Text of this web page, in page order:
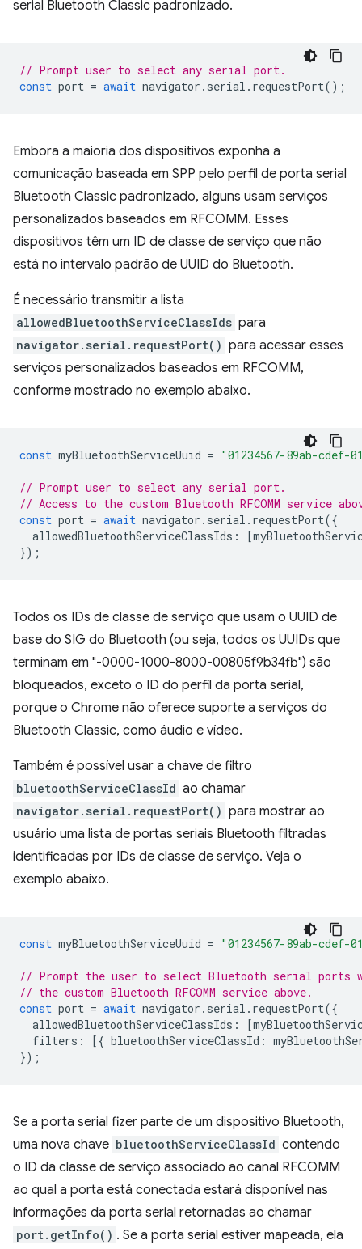
serial Bluetooth Classic padronizado.
// Prompt user to select any serial port.
const port = await navigator . serial . requestPort();
Embora a maioria dos dispositivos exponha a
comunicação baseada em SPP pelo perfil de porta serial
Bluetooth Classic padronizado, alguns usam serviços
personalizados baseados em RFCOMM. Esses
dispositivos têm um ID de classe de serviço que não
está no intervalo padrão de UUID do Bluetooth.
É necessário transmitir a lista
allowedBluetoothServiceClassIds para
navigator.serial.requestPort() para acessar esses
serviços personalizados baseados em RFCOMM,
conforme mostrado no exemplo abaixo.
const myBluetoothServiceUuid = "01234567-89ab-cdef-
// Prompt user to select any serial port.
// Access to the custom Bluetooth RFCOMM service
const port = await navigator . serial . requestPort({
allowedBluetoothServiceClassIds : [
});
Todos os IDs de classe de serviço que usam o UUID de
base do SIG do Bluetooth (ou seja, todos os UUIDs que
terminam em "-0000-1000-8000-00805f9b34fb") são
bloqueados, exceto o ID do perfil da porta serial,
porque o Chrome não oferece suporte a serviços do
Bluetooth Classic, como áudio e vídeo.
Também é possível usar a chave de filtro
bluetoothServiceClassId ao chamar
navigator.serial.requestPort() para mostrar ao
usuário uma lista de portas seriais Bluetooth filtradas
identificadas por IDs de classe de serviço. Veja o
exemplo abaixo.
const myBluetoothServiceUuid = "01234567-89ab-cdef-
// Prompt the user to select Bluetooth serial ports
// the custom Bluetooth RFCOMM service above.
const port = await navigator . serial . requestPort({
allowedBluetoothServiceClassIds : [
filters : [{ bluetoothServiceClassId :
});
Se a porta serial fizer parte de um dispositivo Bluetooth,
uma nova chave bluetoothServiceClassId contendo
o ID da classe de serviço associado ao canal RFCOMM
ao qual a porta está conectada estará disponível nas
informações da porta serial retornadas ao chamar
port.getInfo() . Se a porta serial estiver mapeada, ela